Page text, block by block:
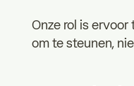
Onze rol is
om te steunen,